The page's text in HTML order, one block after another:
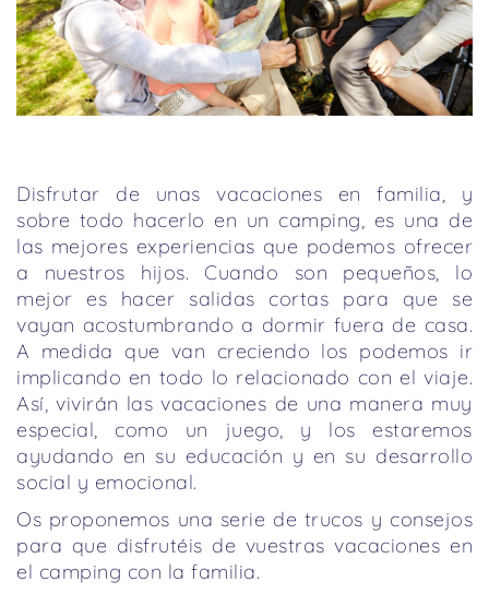
Disfrutar de unas vacaciones en familia, y
sobre todo hacerlo en un camping, es una de
las mejores experiencias que podemos ofrecer
a nuestros hijos. Cuando son pequeños, lo
mejor es hacer salidas cortas para que se
vayan acostumbrando a dormir fuera de casa.
A medida que van creciendo los podemos ir
implicando en todo lo relacionado con el viaje.
Así, vivirán las vacaciones de una manera muy
especial, como un juego, y los estaremos
ayudando en su educación y en su desarrollo
social y emocional.
Os proponemos una serie de trucos y consejos
para que disfrutéis de vuestras vacaciones en
el camping con la familia.